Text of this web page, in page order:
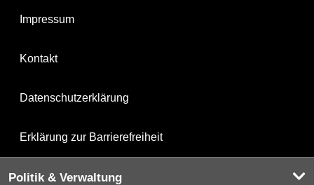
Impressum
Kontakt
Datenschutzerklärung
Erklärung zur Barrierefreiheit
Politik & Verwaltung